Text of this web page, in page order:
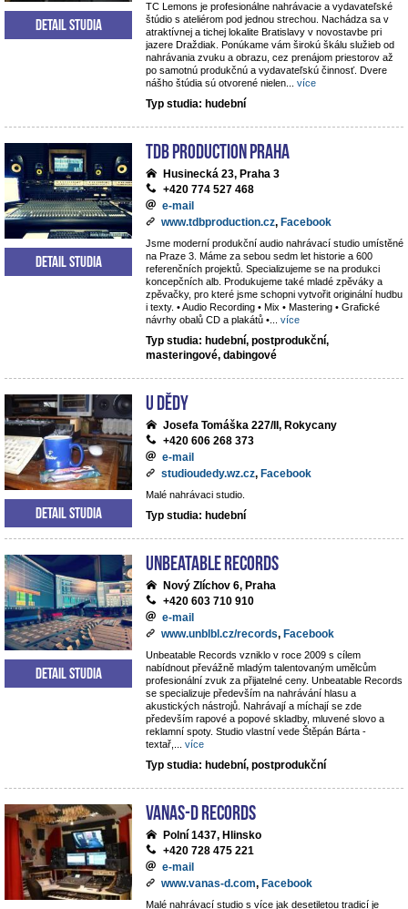
TC Lemons je profesionálne nahrávacie a vydavateľské
štúdio s ateliérom pod jednou strechou. Nachádza sa v
atraktívnej a tichej lokalite Bratislavy v novostavbe pri
jazere Draždiak. Ponúkame vám širokú škálu služieb od
nahrávania zvuku a obrazu, cez prenájom priestorov až
po samotnú produkčnú a vydavateľskú činnosť. Dvere
nášho štúdia sú otvorené nielen
více
Typ studia: hudební
Detail studia
TdB Production Praha
Husinecká 23, Praha 3
+420 774 527 468
e-mail
www.tdbproduction.cz, Facebook
Jsme moderní produkční audio nahrávací studio umístěné
na Praze 3. Máme za sebou sedm let historie a 600
referenčních projektů. Specializujeme se na produkci
koncepčních alb. Produkujeme také mladé zpěváky a
zpěvačky, pro které jsme schopni vytvořit originální hudbu
i texty. • Audio Recording • Mix • Mastering • Grafické
návrhy obalů CD a plakátů •
více
Typ studia: hudební, postprodukční,
masteringové, dabingové
Detail studia
U dědy
Josefa Tomáška 227/II, Rokycany
+420 606 268 373
e-mail
studioudedy.wz.cz, Facebook
Malé nahrávaci studio.
Typ studia: hudební
Detail studia
Unbeatable Records
Nový Zlíchov 6, Praha
+420 603 710 910
e-mail
www.unblbl.cz/records, Facebook
Unbeatable Records vzniklo v roce 2009 s cílem
nabídnout převážně mladým talentovaným umělcům
profesionální zvuk za přijatelné ceny. Unbeatable Records
se specializuje především na nahrávání hlasu a
akustických nástrojů. Nahrávají a míchají se zde
především rapové a popové skladby, mluvené slovo a
reklamní spoty. Studio vlastní vede Štěpán Bárta -
textař,
více
Typ studia: hudební, postprodukční
Detail studia
VANAS-D Records
Polní 1437, Hlinsko
+420 728 475 221
e-mail
www.vanas-d.com, Facebook
Malé nahrávací studio s více jak desetiletou tradicí je